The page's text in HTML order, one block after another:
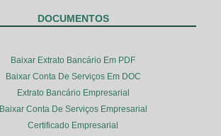
DOCUMENTOS
Baixar Extrato Bancário Em PDF
Baixar Conta De Serviços Em DOC
Extrato Bancário Empresarial
Baixar Conta De Serviços Empresarial
Certificado Empresarial